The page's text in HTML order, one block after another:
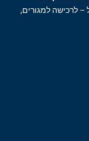
– לרכישה למגורים,